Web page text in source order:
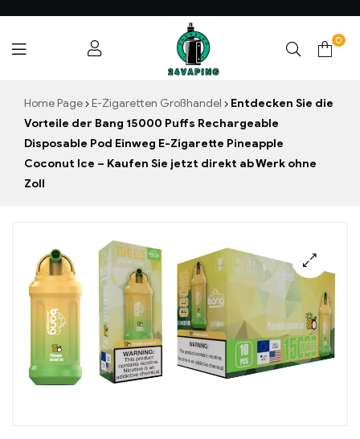
24VAPING.COM
0
Home Page E-Zigaretten Großhandel
Entdecken Sie die
Vorteile der Bang 15000 Puffs Rechargeable
Disposable Pod Einweg E-Zigarette Pineapple
Coconut Ice – Kaufen Sie jetzt direkt ab Werk ohne
Zoll